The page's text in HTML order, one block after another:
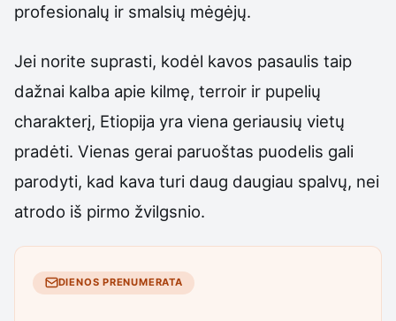
profesionalų ir smalsių mėgėjų.
Jei norite suprasti, kodėl kavos pasaulis taip
dažnai kalba apie kilmę, terroir ir pupelių
charakterį, Etiopija yra viena geriausių vietų
pradėti. Vienas gerai paruoštas puodelis gali
parodyti, kad kava turi daug daugiau spalvų, nei
atrodo iš pirmo žvilgsnio.
DIENOS PRENUMERATA